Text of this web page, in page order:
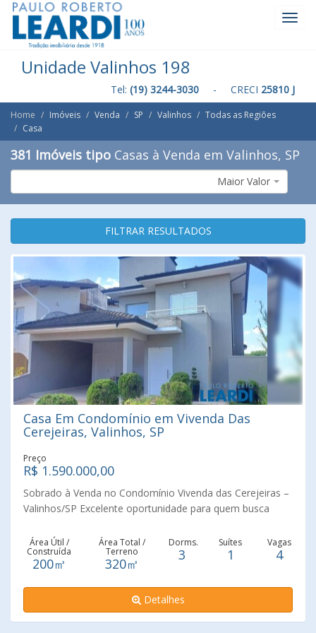
Unidade Valinhos 198
Tel: (19) 3244-3030 - CRECI 25810 J
Home Imóveis Venda SP Valinhos
Todas as Regiões
Casa
381 Imóveis tipo Casas à Venda em Valinhos, SP
Maior Valor
FILTRAR RESULTADOS
Casa Em Condomínio em Vivenda Das
Cerejeiras, Valinhos, SP
Preço
R$ 1.590.000,00
Sobrado à Venda no Condomínio Vivenda das Cerejeiras –
Valinhos/SP Excelente oportunidade para quem busca
condomínios mais procurados de Valinhos! Este belo
sobrado possui 200 m² de área construída, distribuídos em
ambientes amplos, funcionais e muito bem planejados.
São 3 dormitórios, sendo 1 suíte, todos com armários
planejados, além de 3 banheiros e lavabo, proporcionando
praticidade para toda a família. A área social conta com
Área Útil /
Construída
200㎡
Área Total /
Terreno
320㎡
Dorms.
3
Suítes
1
Vagas
4
Detalhes